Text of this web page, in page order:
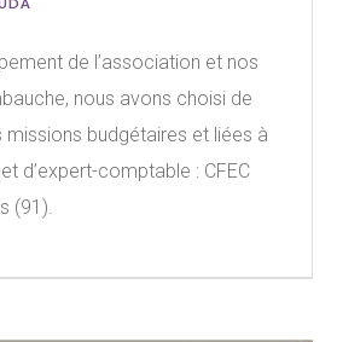
de l’association et nos
nous avons choisi de
missions budgétaires et liées à
d’expert-comptable : CFEC
(91).